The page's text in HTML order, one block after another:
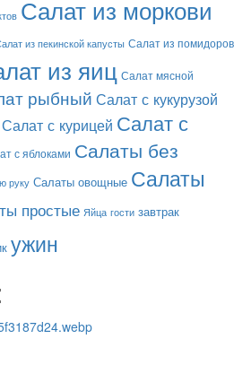
Салат из моркови
из пекинской капусты Салат из помидоров
из яиц Салат мясной
рыбный Салат с кукурузой
Салат с курицей Салат с
с яблоками Салаты без
руку Салаты овощные Салаты
простые Яйца гости завтрак
ужин